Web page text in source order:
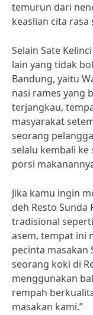
temurun dari
keaslian cita rasa
Selain Sate
lain yang tidak
Bandung, yaitu
nasi rames yang
terjangkau,
masyarakat
seorang
selalu kembali ke
porsi
Jika kamu ingin
deh Resto Sunda
tradisional
asem, tempat ini
pecinta masakan
seorang koki di
menggunakan
rempah
masakan kami.”